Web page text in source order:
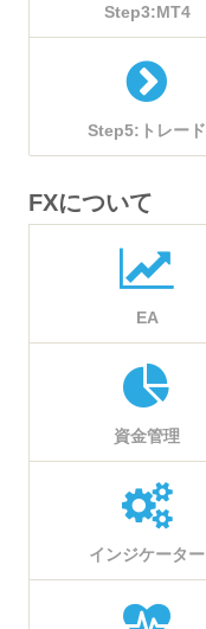
Step3:MT4
Step5:トレード
FXについて
EA
資金管理
インジケーター